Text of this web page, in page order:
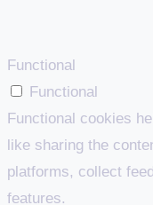
Functional
Functional
Functional cookies
like sharing the
platforms, collect
features.